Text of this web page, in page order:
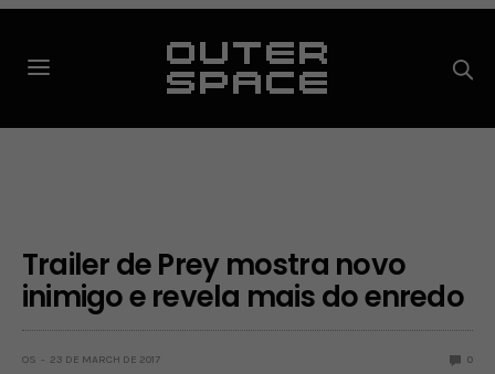
Trailer de Prey mostra novo
inimigo e revela mais do enredo
OS 23 DE MARCH DE 2017 0